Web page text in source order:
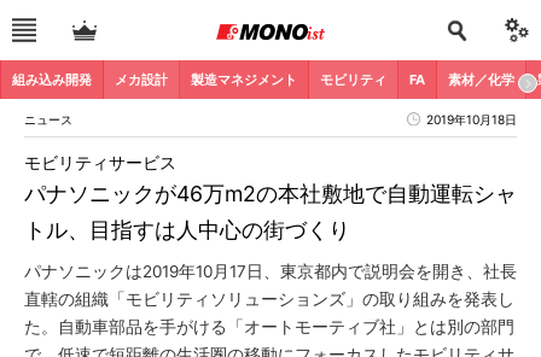
組み込み開発 メカ設計 製造マネジメント モビリティ FA 素材／化学
ニュース 2019年10月18日
パナソニックが46万m2の本社敷地で自動運転シャ
トル、目指すは人中心の街づくり
モビリティサービス
パナソニックは2019年10月17日、東京都内で説明会を開き、社長
直轄の組織「モビリティソリューションズ」の取り組みを発表し
た。自動車部品を手がける「オートモーティブ社」とは別の部門